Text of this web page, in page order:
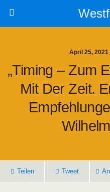
April 25, 2021
„Timing – Zum
Mit Der Zeit.
Teilen Tweet